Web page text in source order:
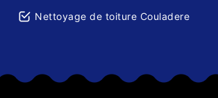
Nettoyage de toiture Couladere